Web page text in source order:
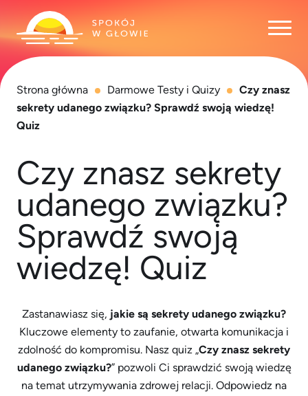
Strona główna Darmowe Testy i Quizy
Czy znasz
sekrety udanego związku? Sprawdź swoją wiedzę!
Quiz
Czy znasz sekrety
udanego związku?
Sprawdź swoją
wiedzę! Quiz
Zastanawiasz się, jakie są sekrety udanego związku?
Kluczowe elementy to zaufanie, otwarta komunikacja i
zdolność do kompromisu. Nasz quiz „Czy znasz sekrety
udanego związku?” pozwoli Ci sprawdzić swoją wiedzę
na temat utrzymywania zdrowej relacji. Odpowiedz na